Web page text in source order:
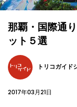
那覇・国際通
ット５選
トリコガイド
2017年03月21日